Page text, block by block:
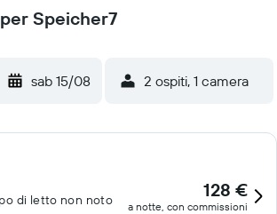
da questa struttura, mentre Luisenpark si
struttura. Aeroporto di Mannheim si trova a 8
Speicher7
sab 15/08 2 ospiti, 1 camera
di letto non noto 128 €
a notte, con commissioni